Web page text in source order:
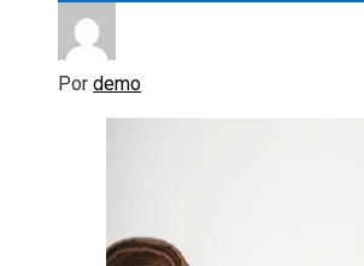
Por demo